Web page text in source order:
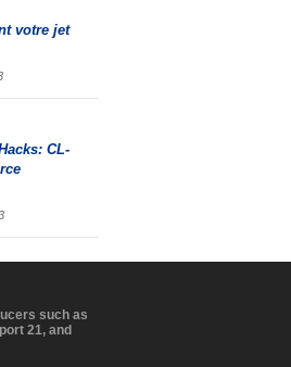
votre jet
CL-
such as
21, and